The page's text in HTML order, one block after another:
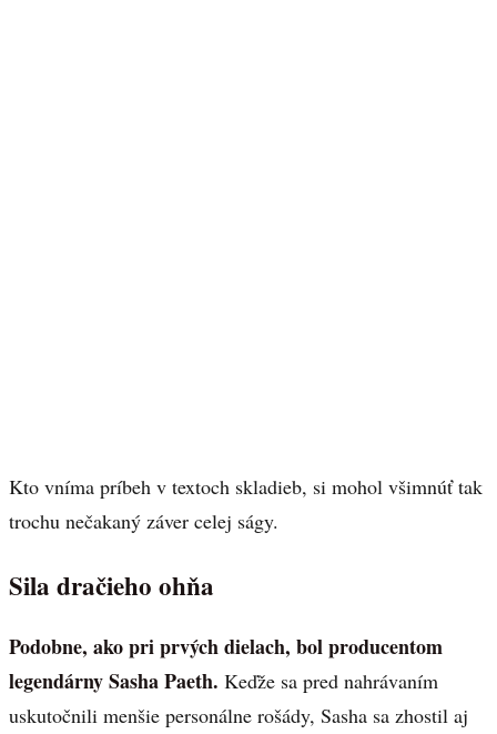
Kto vníma príbeh v textoch skladieb, si mohol všimnúť tak
trochu nečakaný záver celej ságy.
Sila dračieho ohňa
Podobne, ako pri prvých dielach, bol producentom
legendárny Sasha Paeth. Keďže sa pred nahrávaním
uskutočnili menšie personálne rošády, Sasha sa zhostil aj